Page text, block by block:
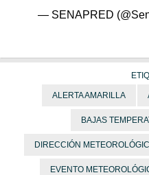
— SENAPRED
ALERTA AMARILLA
BAJAS
DIRECCIÓN
EVENTO